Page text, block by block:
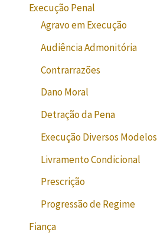
Execução Penal
Agravo em Execução
Audiência Admonitória
Contrarrazões
Dano Moral
Detração da Pena
Execução Diversos Modelos
Livramento Condicional
Prescrição
Progressão de Regime
Fiança